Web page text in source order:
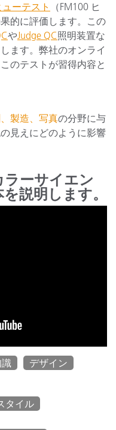
ーテスト
（FM100 ヒ
的に評価します。この
やJudge QC照明装置な
ます。弊社のオンライ
このテストが習得内容と
製造、写真の分野に与
見えにどのように影響
ーサイエン
説明します。
デザイン
タイル